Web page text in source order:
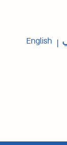
English |